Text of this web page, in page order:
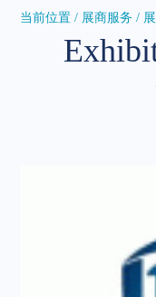
当前位置 / 展商服务 /